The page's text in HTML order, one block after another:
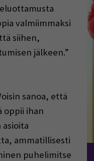
valmiimmaksi
siihen,
jälkeen.”
sanoa, että
oppii ihan
ammatillisesti
puhelimitse